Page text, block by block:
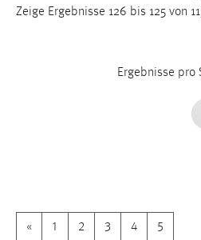
Zeige Ergebnisse 126 bis 125 von
Ergebnisse pro
« 1 2 3 4 5
Einverständnis
cookie_consent
Dieser Cookie speichert die
Performance